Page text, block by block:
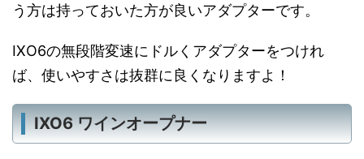
う方は持っておいた方が良いアダプターです。
IXO6の無段階変速にドルくアダプターをつけれ
ば、使いやすさは抜群に良くなりますよ！
IXO6 ワインオープナー